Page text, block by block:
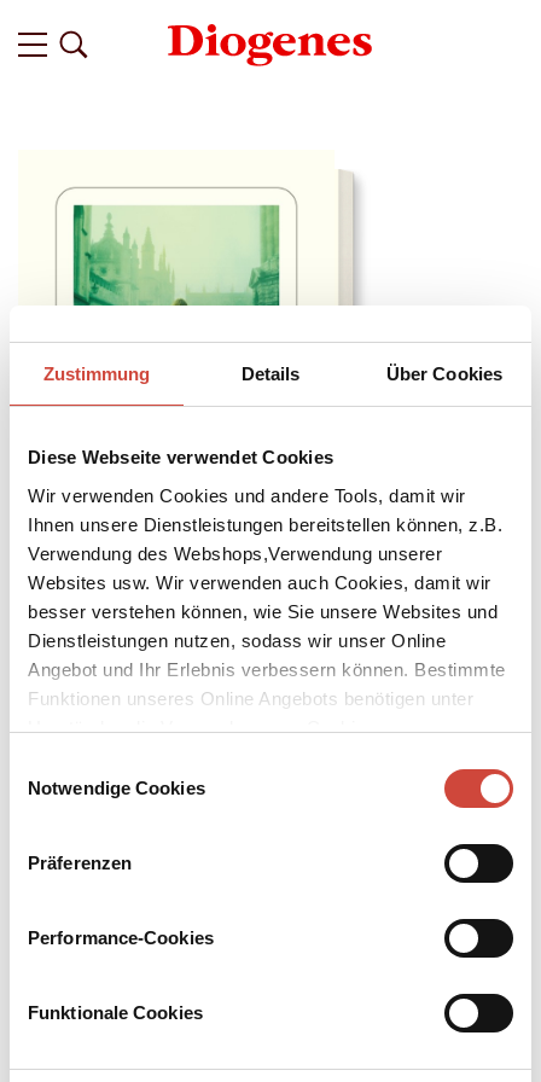
Zustimmung Details Über Cookies
Diese Webseite verwendet Cookies
Wir verwenden Cookies und andere Tools, damit wir
Ihnen unsere Dienstleistungen bereitstellen können, z.B.
Verwendung des Webshops,Verwendung unserer
Websites usw. Wir verwenden auch Cookies, damit wir
besser verstehen können, wie Sie unsere Websites und
Dienstleistungen nutzen, sodass wir unser Online
Angebot und Ihr Erlebnis verbessern können. Bestimmte
Funktionen unseres Online Angebots benötigen unter
Umständen die Verwendung von Cookies von
Notwendige Cookies
Präferenzen
Performance-Cookies
Funktionale Cookies
Download Bilddatei ↘
Die letzte Stimme
Nachdem sie nur knapp einem Anschlag auf ihr Leben entgangen
Unfalltod ablehnen. Doch dann stirbt eine weitere Frau unter
beunruhigend ähnlichen Umständen, und der kompromisslosen